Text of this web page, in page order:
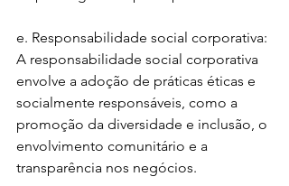
e. Responsabilidade social corporativa:
A responsabilidade social corporativa
envolve a adoção de práticas éticas e
socialmente responsáveis, como a
promoção da diversidade e inclusão, o
envolvimento comunitário e a
transparência nos negócios.